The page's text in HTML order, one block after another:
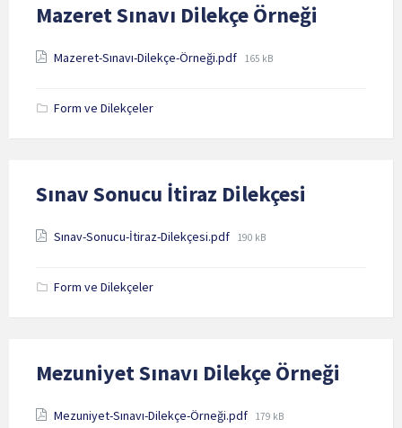
Mazeret Sınavı Dilekçe Örneği
Attachments
Mazeret-Sınavı-Dilekçe-Örneği.pdf File
165 kB
Form ve Dilekçeler
Sınav Sonucu İtiraz Dilekçesi
Attachments
Sınav-Sonucu-İtiraz-Dilekçesi.pdf File
190 kB
Form ve Dilekçeler
Mezuniyet Sınavı Dilekçe Örneği
Attachments
Mezuniyet-Sınavı-Dilekçe-Örneği.pdf File
179 kB